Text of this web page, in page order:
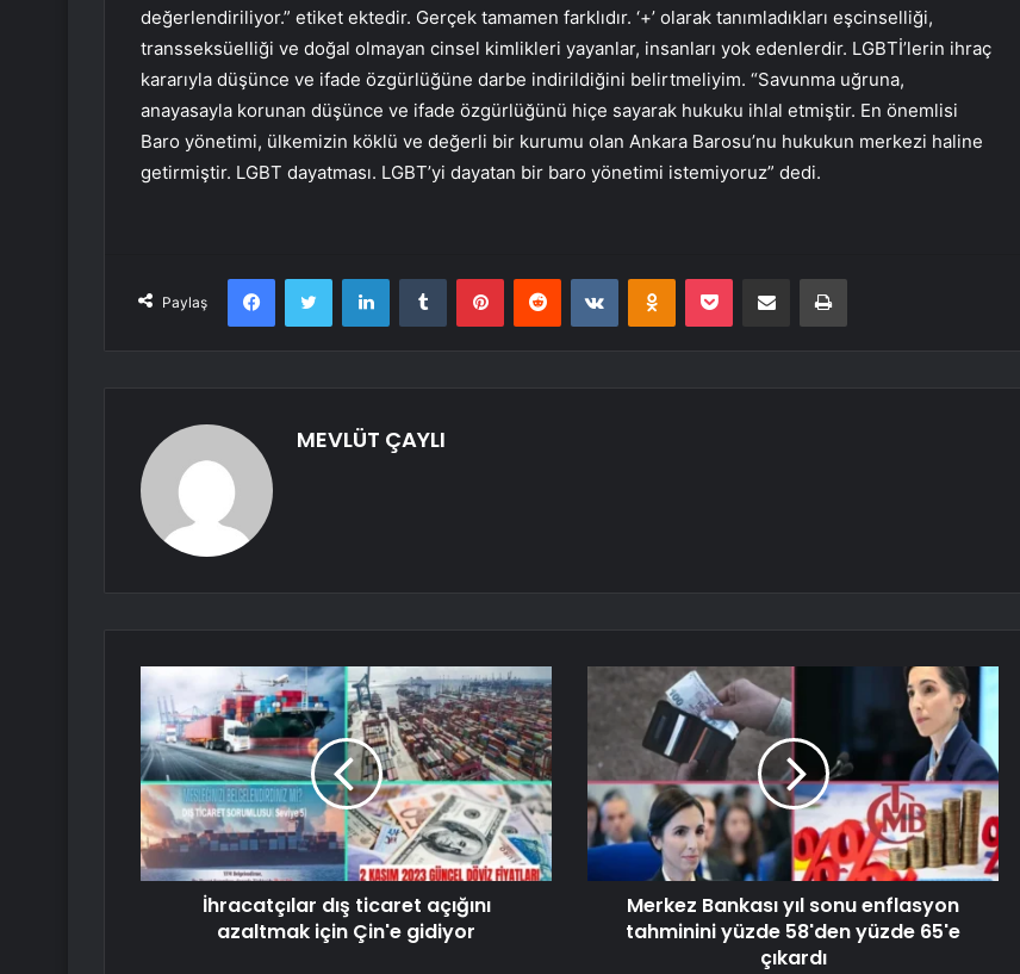
değerlendiriliyor.” etiket ektedir. Gerçek tamamen farklıdır. ‘+’ olarak tanımladıkları eşcinselliği,
transseksüelliği ve doğal olmayan cinsel kimlikleri yayanlar, insanları yok edenlerdir. LGBTİ’lerin ihraç
kararıyla düşünce ve ifade özgürlüğüne darbe indirildiğini belirtmeliyim. “Savunma uğruna,
anayasayla korunan düşünce ve ifade özgürlüğünü hiçe sayarak hukuku ihlal etmiştir. En önemlisi
Baro yönetimi, ülkemizin köklü ve değerli bir kurumu olan Ankara Barosu’nu hukukun merkezi haline
getirmiştir. LGBT dayatması. LGBT’yi dayatan bir baro yönetimi istemiyoruz” dedi.
Paylaş
FacebookTwitter LinkedInTumblr PinterestReddit VKontakteOdnoklassniki
Pocket E-Posta ile paylaş Yazdır
MEVLÜT ÇAYLI
İhracatçılar dış ticaret açığını
azaltmak için Çin'e gidiyor
Merkez Bankası yıl sonu enflasyon
tahminini yüzde 58'den yüzde 65'e
çıkardı